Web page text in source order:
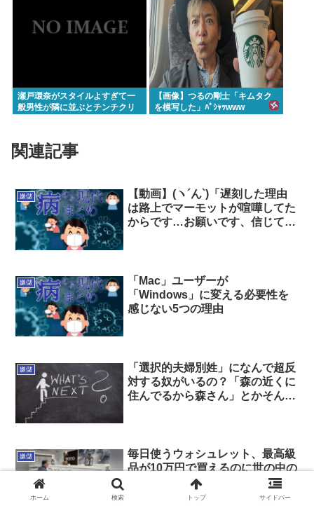
瀬戸環奈がスタイルよすぎて一
般男性が隣に並ぶとチンチクリ
【画像】つるの剛士「キムタク
を模写した」ﾊﾟｼｬｯwww
関連記事
嫌儲
【動画】(ヽ´ん`)「遅刻した理由
は路上でマーモットが喧嘩してた
からです…お願いです、信じてく
嫌儲
「Mac」ユーザーが
「Windows」に変える必要性を
感じない5つの理由
嫌儲
「選択的夫婦別姓」になんで超反
対する奴がいるの？「森の近くに
住んでるから森さん」とかそんな
嫌儲
毎日使うウォシュレット、最高級
品が10万円で買えるのに世の中の
99%が3万円くらいの安物を使っ
てる理由、ガチで謎
ホーム 検索 トップ サイドバー